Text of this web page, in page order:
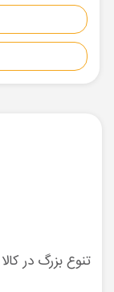
تنوع بزرگ در کالا